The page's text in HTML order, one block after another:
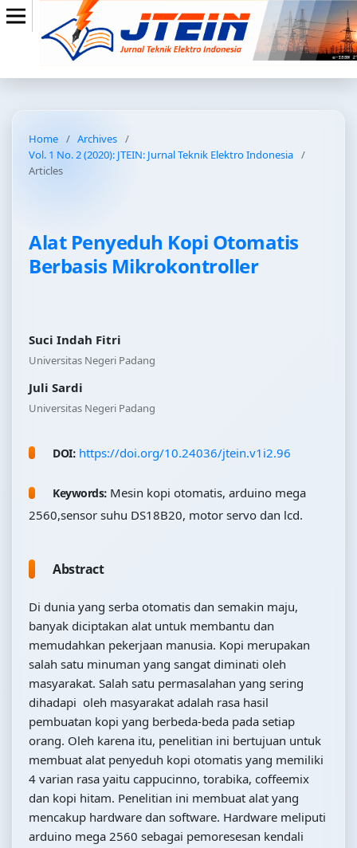
Home / Archives /
Vol. 1 No. 2 (2020): JTEIN: Jurnal Teknik Elektro Indonesia /
Articles
Alat Penyeduh Kopi Otomatis
Berbasis Mikrokontroller
Suci Indah Fitri
Universitas Negeri Padang
Juli Sardi
Universitas Negeri Padang
DOI: https://doi.org/10.24036/jtein.v1i2.96
Keywords: Mesin kopi otomatis, arduino mega
2560,sensor suhu DS18B20, motor servo dan lcd.
Abstract
Di dunia yang serba otomatis dan semakin maju,
banyak diciptakan alat untuk membantu dan
memudahkan pekerjaan manusia. Kopi merupakan
salah satu minuman yang sangat diminati oleh
masyarakat. Salah satu permasalahan yang sering
dihadapi oleh masyarakat adalah rasa hasil
pembuatan kopi yang berbeda-beda pada setiap
orang. Oleh karena itu, penelitian ini bertujuan untuk
membuat alat penyeduh kopi otomatis yang memiliki
4 varian rasa yaitu cappucinno, torabika, coffeemix
dan kopi hitam. Penelitian ini membuat alat yang
mencakup hardware dan software. Hardware meliputi
arduino mega 2560 sebagai pemoresesan kendali